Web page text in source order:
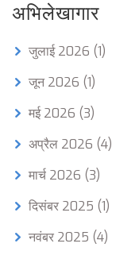
अभिलेखागार
जुलाई 2026 (1)
जून 2026 (1)
मई 2026 (3)
अप्रैल 2026 (4)
मार्च 2026 (3)
दिसंबर 2025 (1)
नवंबर 2025 (4)